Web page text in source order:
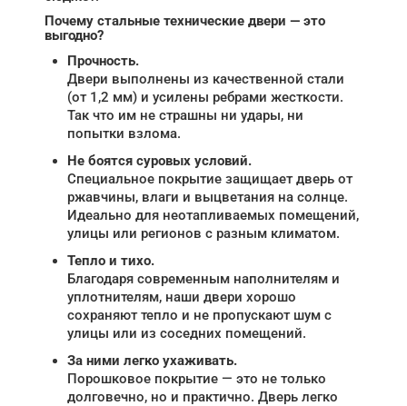
Почему стальные технические двери — это
выгодно?
Прочность.
Двери выполнены из качественной стали
(от 1,2 мм) и усилены ребрами жесткости.
Так что им не страшны ни удары, ни
попытки взлома.
Не боятся суровых условий.
Специальное покрытие защищает дверь от
ржавчины, влаги и выцветания на солнце.
Идеально для неотапливаемых помещений,
улицы или регионов с разным климатом.
Тепло и тихо.
Благодаря современным наполнителям и
уплотнителям, наши двери хорошо
сохраняют тепло и не пропускают шум с
улицы или из соседних помещений.
За ними легко ухаживать.
Порошковое покрытие — это не только
долговечно, но и практично. Дверь легко